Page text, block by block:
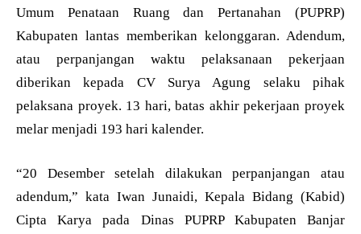
Umum Penataan Ruang dan Pertanahan (PUPRP)
Kabupaten lantas memberikan kelonggaran. Adendum,
atau perpanjangan waktu pelaksanaan pekerjaan
diberikan kepada CV Surya Agung selaku pihak
pelaksana proyek. 13 hari, batas akhir pekerjaan proyek
melar menjadi 193 hari kalender.
“20 Desember setelah dilakukan perpanjangan atau
adendum,” kata Iwan Junaidi, Kepala Bidang (Kabid)
Cipta Karya pada Dinas PUPRP Kabupaten Banjar